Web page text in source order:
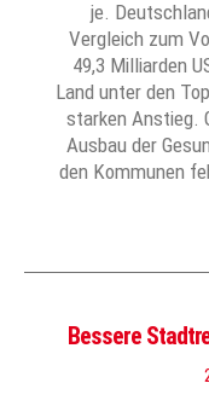
je.
Vergleich zum
49,3 Milliarden
Land unter den
starken Anstieg.
Ausbau der
den Kommunen
Bessere